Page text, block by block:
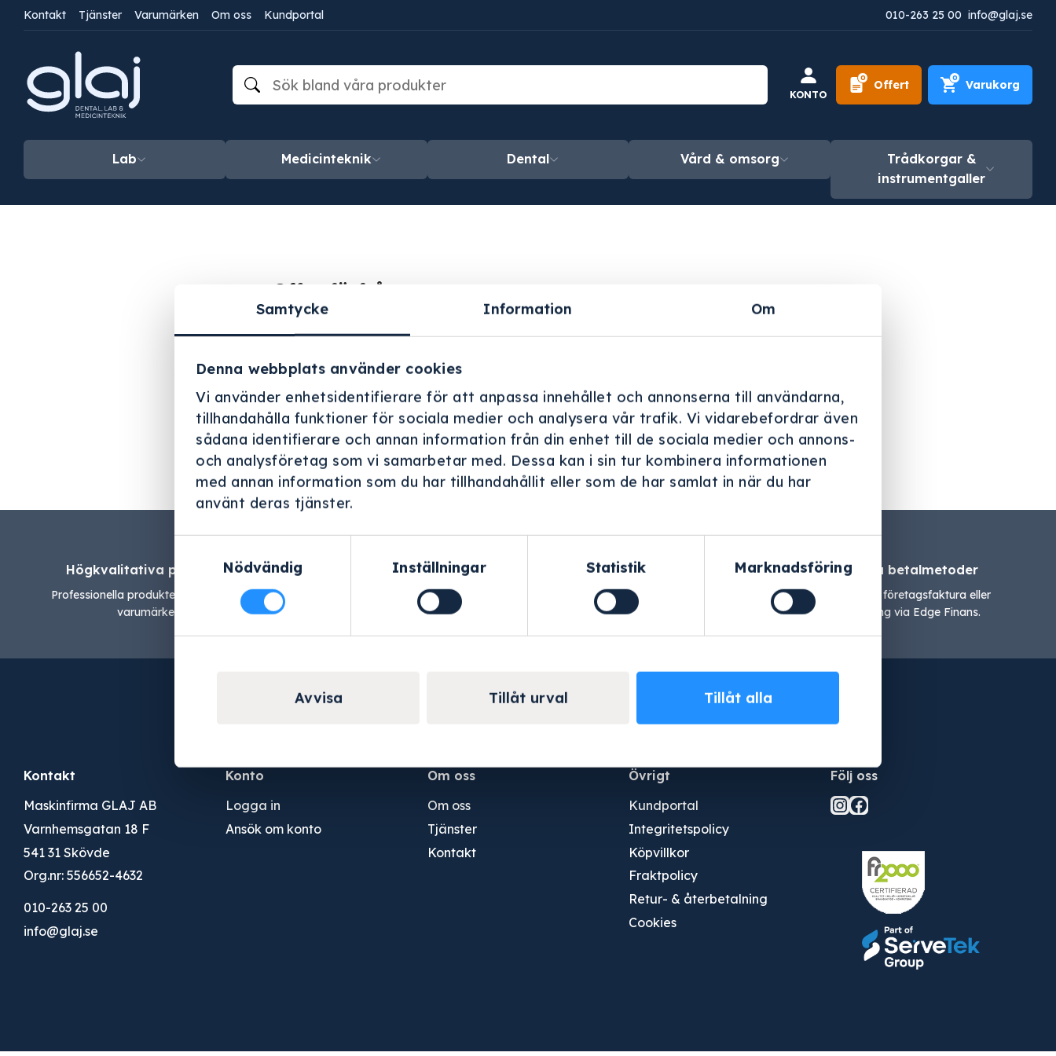
Samtycke Information Om
Denna webbplats använder cookies
Vi använder enhetsidentifierare för att anpassa innehållet och annonserna till användarna,
tillhandahålla funktioner för sociala medier och analysera vår trafik. Vi vidarebefordrar även
sådana identifierare och annan information från din enhet till de sociala medier och annons-
och analysföretag som vi samarbetar med. Dessa kan i sin tur kombinera informationen
med annan information som du har tillhandahållit eller som de har samlat in när du har
använt deras tjänster.
Nödvändig
Inställningar Statistik Marknadsföring
Avvisa Tillåt urval Tillåt alla
Kontakt Tjänster Varumärken Om oss Kundportal 010-263 25 00 info@glaj.se
KONTO
0
Offert
0
Varukorg
Lab Medicinteknik Dental Vård & omsorg
Trådkorgar &
instrumentgaller
Offertförfrågan
Du har inga produkter i din offertförfrågan. Du kan fortfarande skicka in en
förfrågan kan du gå in i vår butik.
Fortsätt
Högkvalitativa produkter
Professionella produkter från ledande
varumärken.
Lång & bred erfarenhet
Glaj har varit i renhetens tjänst sedan
Personlig service
Vi hjälper er med inköp och installation.
Flexibla betalmetoder
Vi erbjuder företagsfaktura eller
finansering via Edge Finans.
Kontakt
Maskinfirma GLAJ AB
Varnhemsgatan 18 F
541 31 Skövde
Org.nr: 556652-4632
010-263 25 00
info@glaj.se
Konto
Logga in
Ansök om konto
Om oss
Om oss
Tjänster
Kontakt
Övrigt
Kundportal
Integritetspolicy
Köpvillkor
Fraktpolicy
Retur- & återbetalning
Cookies
Följ oss
Instagram
Facebook